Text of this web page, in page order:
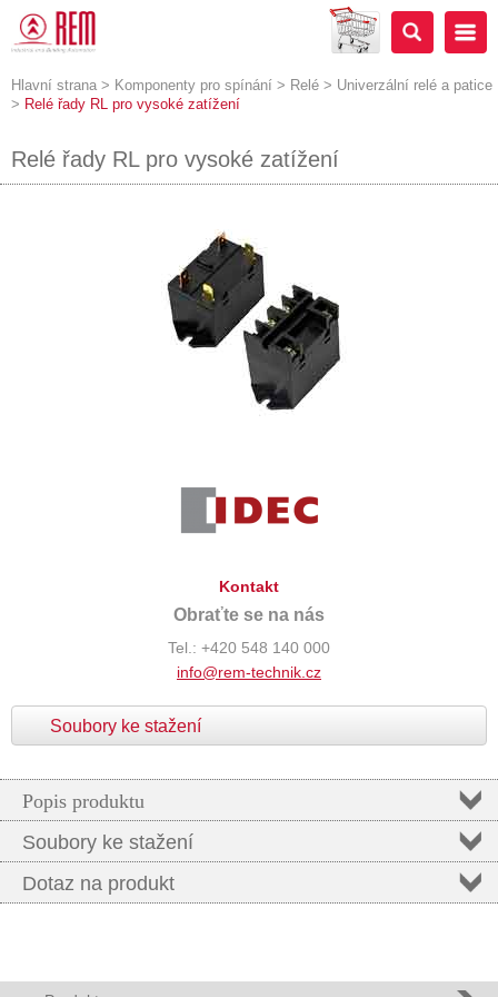
Hlavní strana > Komponenty pro spínání > Relé > Univerzální relé a patice
> Relé řady RL pro vysoké zatížení
Relé řady RL pro vysoké zatížení
Kontakt
Obraťte se na nás
Tel.: +420 548 140 000
info@rem-technik.cz
Soubory ke stažení
Popis produktu
Soubory ke stažení
Dotaz na produkt